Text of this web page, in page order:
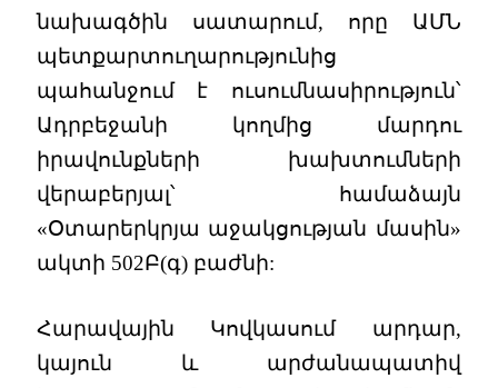
նախագծին սատարում, որը ԱՄՆ
պետքարտուղարությունից
պահանջում է ուսումնասիրություն՝
Ադրբեջանի կողմից մարդու
իրավունքների խախտումների
վերաբերյալ՝ համաձայն
«Օտարերկրյա աջակցության մասին»
ակտի 502Բ(գ) բաժնի:
Հարավային Կովկասում արդար,
կայուն և արժանապատիվ